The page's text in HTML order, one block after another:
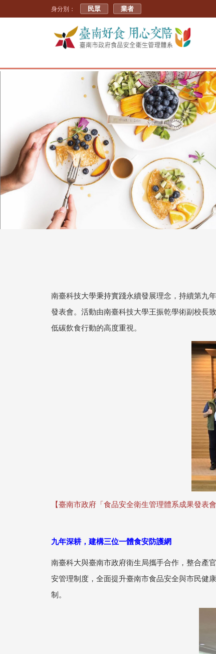
身分別： 民眾 業者
南臺科技大學秉持實踐永續發展理念，持續第九
發表會。活動由南臺科技大學王振乾學術副校長
低碳飲食行動的高度重視。
【臺南市政府「食品安全衛生管理體系成果發
九年深耕，建構三位一體食安防護網
南臺科大與臺南市政府衛生局攜手合作，整合產
安管理制度，全面提升臺南市食品安全與市民健
制。